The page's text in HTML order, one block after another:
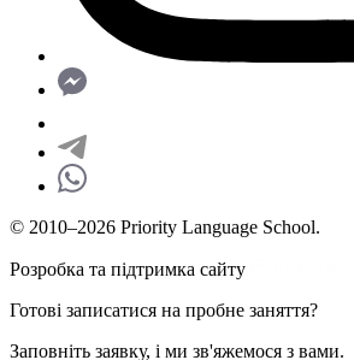
© 2010–2026 Priority Language School.
Розробка та підтримка сайту
Готові записатися на пробне заняття?
Заповніть заявку, і ми зв'яжемося з вами.